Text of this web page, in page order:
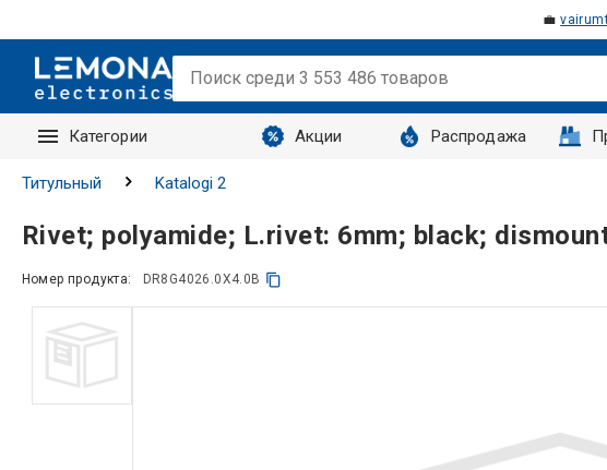
💼
Категории Акции Распродажа
Запросы
Титульный Katalogi 2
Rivet; polyamide; L.rivet: 6mm; black;
Номер продукта: DR8G4026.0X4.0B